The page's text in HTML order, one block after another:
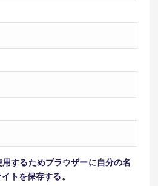
するためブラウザーに自分の名
トを保存する。